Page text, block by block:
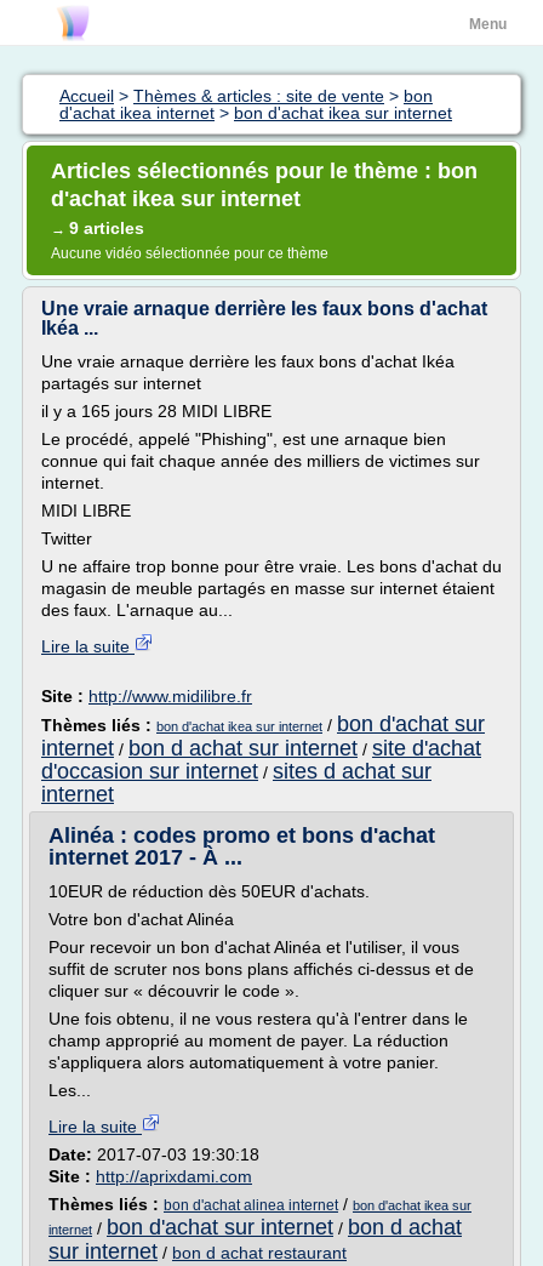
Menu
Accueil > Thèmes & articles : site de vente > bon
d'achat ikea internet > bon d'achat ikea sur internet
Articles sélectionnés pour le thème : bon
d'achat ikea sur internet
→ 9 articles
Aucune vidéo sélectionnée pour ce thème
Une vraie arnaque derrière les faux bons d'achat
Ikéa ...
Une vraie arnaque derrière les faux bons d'achat Ikéa
partagés sur internet
il y a 165 jours 28 MIDI LIBRE
Le procédé, appelé "Phishing", est une arnaque bien
connue qui fait chaque année des milliers de victimes sur
internet.
MIDI LIBRE
Twitter
U ne affaire trop bonne pour être vraie. Les bons d'achat du
magasin de meuble partagés en masse sur internet étaient
des faux. L'arnaque au...
Lire la suite
Site : http://www.midilibre.fr
Thèmes liés : bon d'achat ikea sur internet / bon d'achat sur
internet / bon d achat sur internet / site d'achat
d'occasion sur internet / sites d achat sur
internet
Alinéa : codes promo et bons d'achat
internet 2017 - À ...
10EUR de réduction dès 50EUR d'achats.
Votre bon d'achat Alinéa
Pour recevoir un bon d'achat Alinéa et l'utiliser, il vous
suffit de scruter nos bons plans affichés ci-dessus et de
cliquer sur « découvrir le code ».
Une fois obtenu, il ne vous restera qu'à l'entrer dans le
champ approprié au moment de payer. La réduction
s'appliquera alors automatiquement à votre panier.
Les...
Lire la suite
Date: 2017-07-03 19:30:18
Site : http://aprixdami.com
Thèmes liés : bon d'achat alinea internet/ bon d'achat ikea sur
internet / bon d'achat sur internet / bon d achat
sur internet / bon d achat restaurant